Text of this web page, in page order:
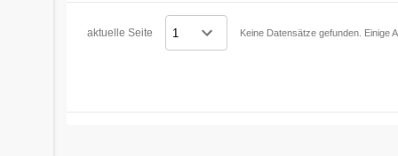
aktuelle Seite Keine Datensätze gefunden. Einige